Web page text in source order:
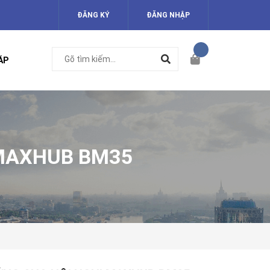
ĐĂNG KÝ ĐĂNG NHẬP
BM35